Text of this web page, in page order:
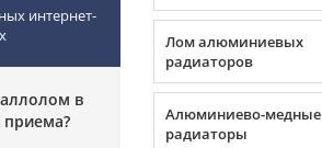
Лом алюминиевых
радиаторов
Алюминиево-медные
радиаторы
интернет-
в